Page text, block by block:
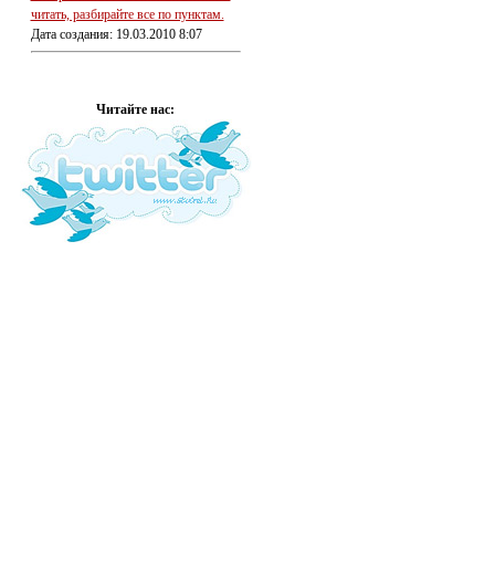
читать, разбирайте все по пунктам.
Дата создания: 19.03.2010 8:07
Читайте нас: